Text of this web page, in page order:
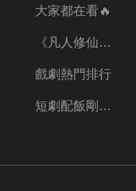
大家都在看🔥
《凡人修仙傳》第五季全新開播✨
戲劇熱門排行
短劇配飯剛剛好